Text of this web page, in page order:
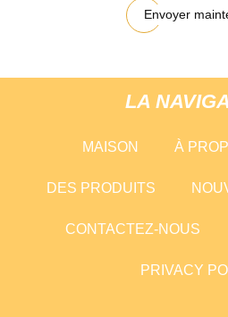
Envoyer
LA
MAISON À
DES PRODUITS
CONTACTEZ-NOUS
PRIVACY